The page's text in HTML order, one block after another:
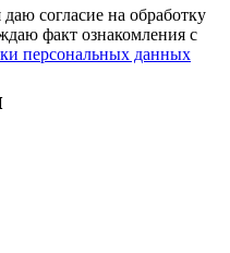
согласие на обработку
факт ознакомления с
персональных данных